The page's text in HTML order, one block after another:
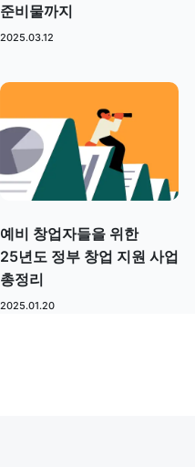
준비물까지
2025.03.12
예비 창업자들을 위한
25년도 정부 창업 지원 사업
총정리
2025.01.20